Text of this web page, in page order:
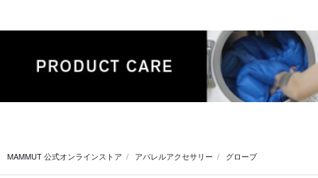
MAMMUT 公式オンラインストア アパレルアクセサリー グローブ